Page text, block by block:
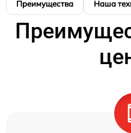
Преимущества Наша